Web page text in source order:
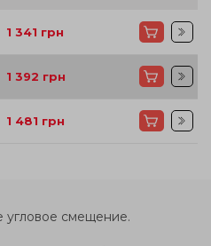
1 341 грн
1 392 грн
1 481 грн
угловое смещение.